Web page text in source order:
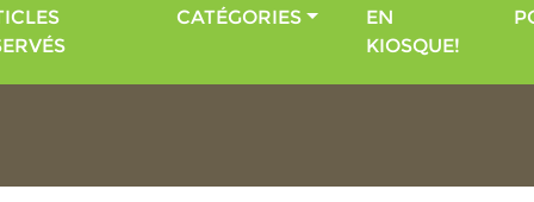
CATÉGORIES
EN
KIOSQUE!